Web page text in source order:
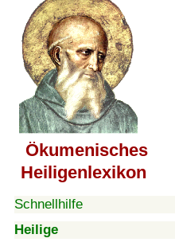
Ökumenisches
Heiligenlexikon
Schnellhilfe
Heilige